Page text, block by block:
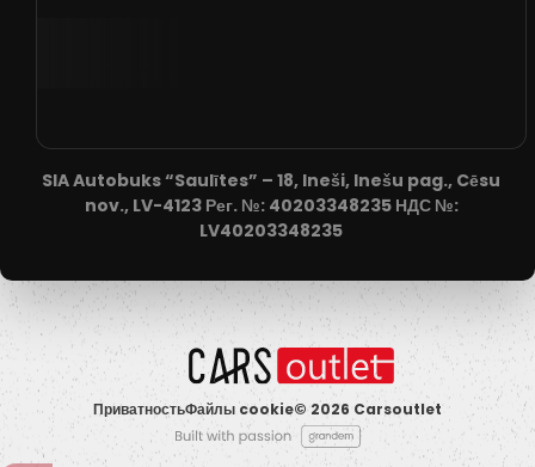
SIA Autobuks “Saulītes” – 18, Ineši, Inešu pag., Cēsu
nov., LV-4123 Рег. №: 40203348235 НДС №:
LV40203348235
ПриватностьФайлы cookie© 2026 Carsoutlet